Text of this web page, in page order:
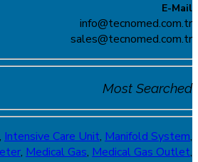
E-Mail
info@tecnomed.com.tr
sales@tecnomed.com.tr
Most Searched
, Intensive Care Unit, Manifold System,
, Medical Gas, Medical Gas Outlet,